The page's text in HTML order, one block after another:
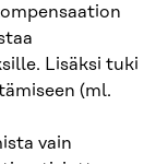
Lisäksi tuki
(ml.
vain